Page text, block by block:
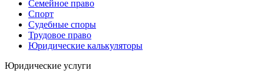
Семейное право
Спорт
Судебные споры
Трудовое право
Юридические калькуляторы
Юридические услуги